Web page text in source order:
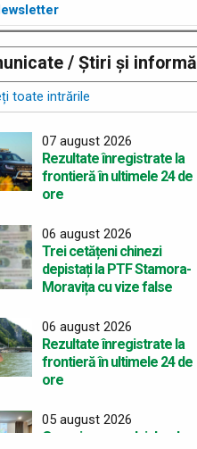
/ Știri și
toate intrările
07 august 2026
Rezultate înregistrate la
frontieră în ultimele 24 de
ore
06 august 2026
Trei cetățeni chinezi
depistați la PTF Stamora-
Moravița cu vize false
06 august 2026
Rezultate înregistrate la
frontieră în ultimele 24 de
ore
05 august 2026
Organizarea celui de-al